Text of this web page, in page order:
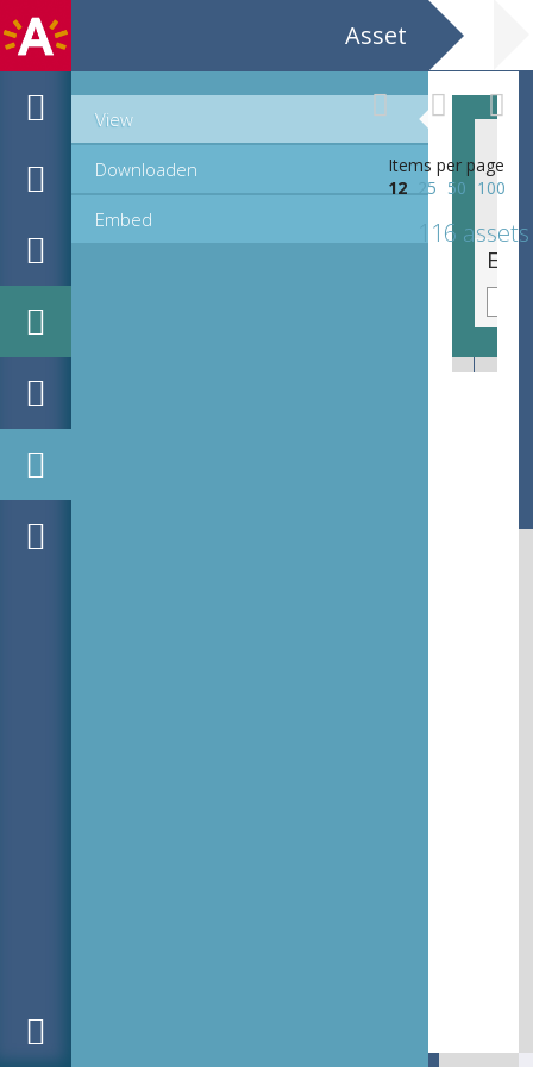
Asset
View
Downloaden
Embed
Items per page
12
25 50 100
116 assets